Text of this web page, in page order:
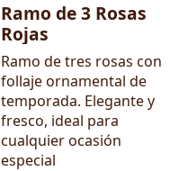
Ramo de 3 Rosas
Rojas
Ramo de tres rosas con
follaje ornamental de
temporada. Elegante y
fresco, ideal para
cualquier ocasión
especial